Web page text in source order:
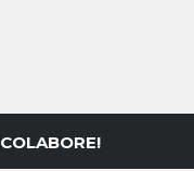
COLABORE!